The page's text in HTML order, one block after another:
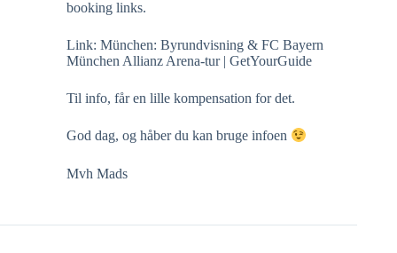
booking links.
Link: München: Byrundvisning & FC Bayern
München Allianz Arena-tur | GetYourGuide
Til info, får en lille kompensation for det.
God dag, og håber du kan bruge infoen
Mvh Mads